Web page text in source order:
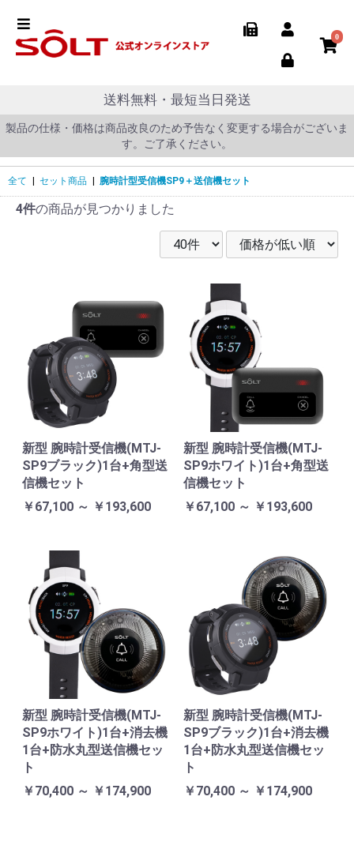
0
送料無料・最短当日発送
製品の仕様・価格は商品改良のため予告なく変更する場合がございま
す。ご了承ください。
全て セット商品 腕時計型受信機SP9＋送信機セット
4件の商品が見つかりました
新型 腕時計受信機(MTJ-
SP9ブラック)1台+角型送
信機セット
￥67,100 ～ ￥193,600
新型 腕時計受信機(MTJ-
SP9ホワイト)1台+角型送
信機セット
￥67,100 ～ ￥193,600
新型 腕時計受信機(MTJ-
SP9ホワイト)1台+消去機
1台+防水丸型送信機セッ
ト
￥70,400 ～ ￥174,900
新型 腕時計受信機(MTJ-
SP9ブラック)1台+消去機
1台+防水丸型送信機セッ
ト
￥70,400 ～ ￥174,900